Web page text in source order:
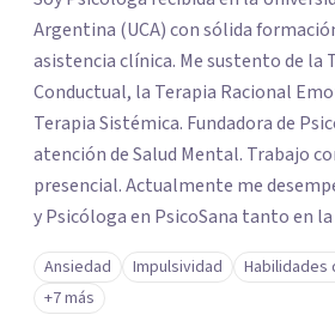
Argentina (UCA) con sólida
asistencia clínica. Me sustento de la
Conductual, la Terapia Racional
Terapia Sistémica. Fundadora de
atención de Salud Mental. Trabajo
presencial. Actualmente me desempeño como Directora
y Psicóloga en PsicoSana tanto en la
presencial como la modalidad online. Busco
acompañarte en tu proyecto de vida,
autoconocimiento, autoestima,
Ansiedad Impulsividad
Habilidades
+7 más